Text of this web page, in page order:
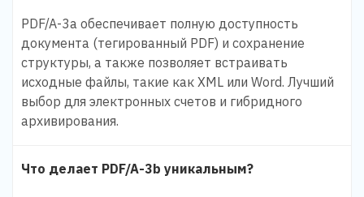
PDF/A-3a обеспечивает полную доступность
документа (тегированный PDF) и сохранение
структуры, а также позволяет встраивать
исходные файлы, такие как XML или Word. Лучший
выбор для электронных счетов и гибридного
архивирования.
Что делает PDF/A-3b уникальным?